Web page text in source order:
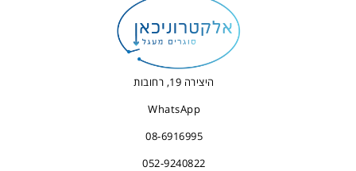
היצירה 19, רחובות
WhatsApp
08-6916995
052-9240822